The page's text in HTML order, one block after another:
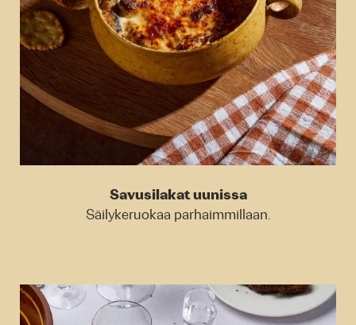
Savusilakat uunissa
Säilykeruokaa parhaimmillaan.